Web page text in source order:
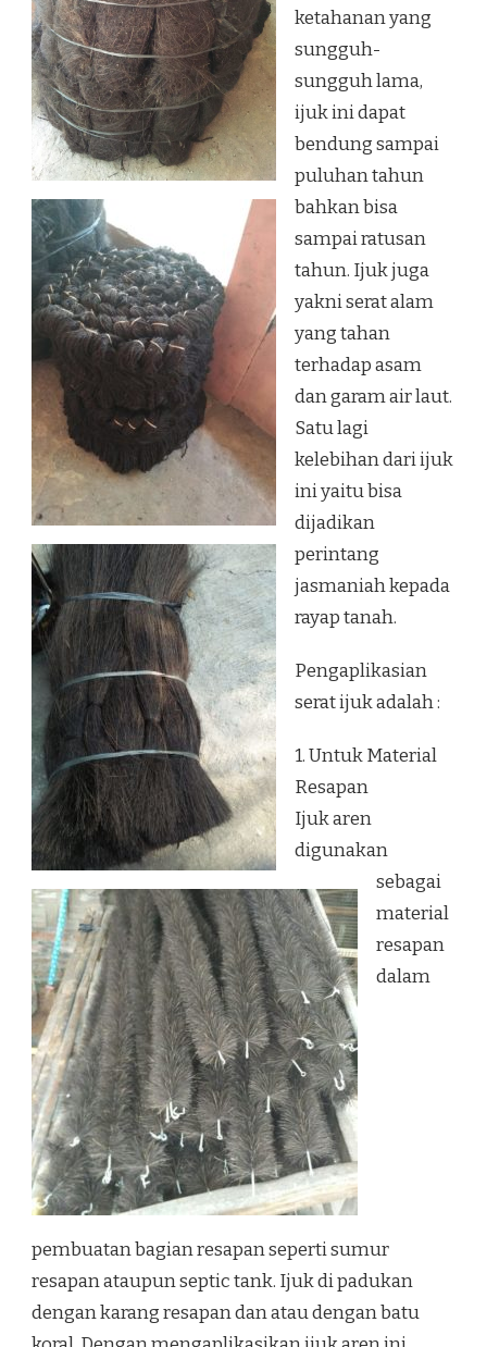
ketahanan yang
sungguh-
sungguh lama,
ijuk ini dapat
bendung sampai
puluhan tahun
bahkan bisa
sampai ratusan
tahun. Ijuk juga
yakni serat alam
yang tahan
terhadap asam
dan garam air laut.
Satu lagi
kelebihan dari ijuk
ini yaitu bisa
dijadikan
perintang
jasmaniah kepada
rayap tanah.
Pengaplikasian
serat ijuk adalah :
1. Untuk Material
Resapan
Ijuk aren
digunakan
sebagai
material
resapan
dalam
pembuatan bagian resapan seperti sumur
resapan ataupun septic tank. Ijuk di padukan
dengan karang resapan dan atau dengan batu